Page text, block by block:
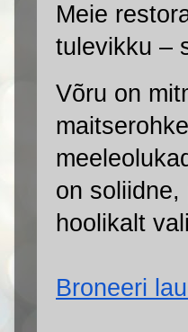
Meie
tulevikku –
Võru on
on soliidne,
hoolikalt
Broneeri